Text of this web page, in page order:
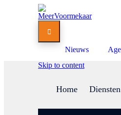

Nieuws
Skip to content
Home Diensten